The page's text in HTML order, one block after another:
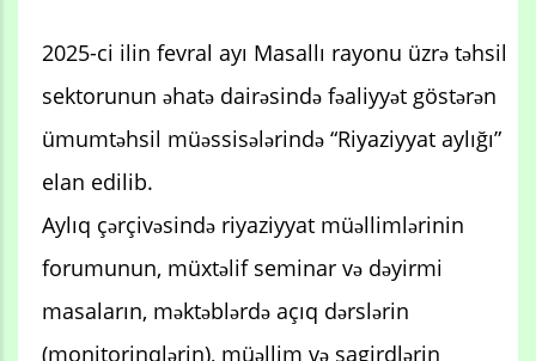
2025-ci ilin fevral ayı Masallı rayonu üzrə təhsil
sektorunun əhatə dairəsində fəaliyyət göstərən
ümumtəhsil müəssisələrində “Riyaziyyat aylığı”
elan edilib.
Aylıq çərçivəsində riyaziyyat müəllimlərinin
forumunun, müxtəlif seminar və dəyirmi
masaların, məktəblərdə açıq dərslərin
(monitorinqlərin), müəllim və şagirdlərin